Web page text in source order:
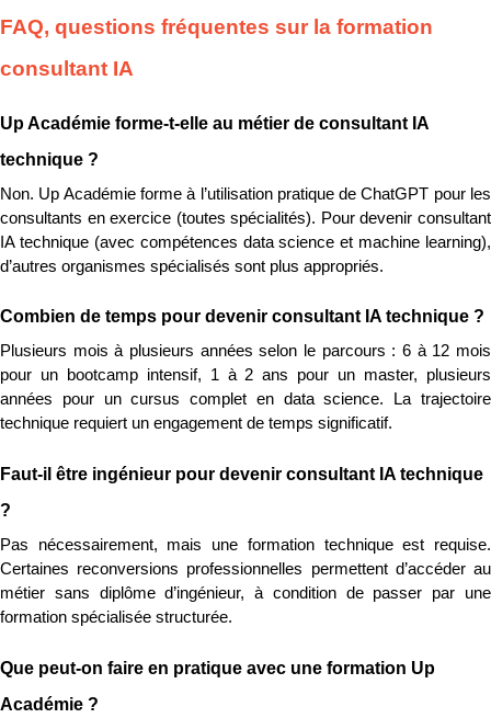
FAQ, questions fréquentes sur la formation
consultant IA
Up Académie forme-t-elle au métier de consultant IA
technique ?
Non. Up Académie forme à l’utilisation pratique de ChatGPT pour les
consultants en exercice (toutes spécialités). Pour devenir consultant
IA technique (avec compétences data science et machine learning),
d’autres organismes spécialisés sont plus appropriés.
Combien de temps pour devenir consultant IA technique ?
Plusieurs mois à plusieurs années selon le parcours : 6 à 12 mois
pour un bootcamp intensif, 1 à 2 ans pour un master, plusieurs
années pour un cursus complet en data science. La trajectoire
technique requiert un engagement de temps significatif.
Faut-il être ingénieur pour devenir consultant IA technique
?
Pas nécessairement, mais une formation technique est requise.
Certaines reconversions professionnelles permettent d’accéder au
métier sans diplôme d’ingénieur, à condition de passer par une
formation spécialisée structurée.
Que peut-on faire en pratique avec une formation Up
Académie ?